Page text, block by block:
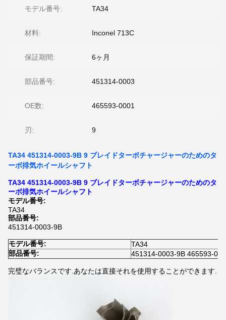
モデル番号: TA34
材料: Inconel 713C
保証期間: 6ヶ月
部品番号: 451314-0003
OE数: 465593-0001
刃: 9
TA34 451314-0003-9B 9 ブレイドターボチャージャーのためのタ
ーボ排気ホイールシャフト
TA34 451314-0003-9B 9 ブレイドターボチャージャーのためのタ
ーボ排気ホイールシャフト
モデル番号:
TA34
部品番号:
451314-0003-9B
モデル番号:
TA34
部品番号:
451314-0003-9B 465593-
完璧なバランスです.あなたは直接それを使用することができます.